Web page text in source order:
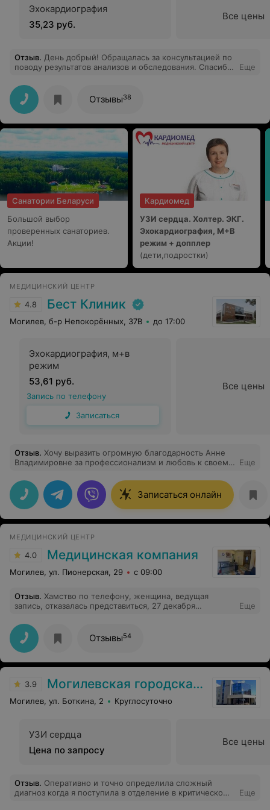
Эхокардиография
35,23 руб.
Все цены
Отзыв. День добрый! Обращалась за консультацией по
поводу результатов анализов и обследования. Спасибо
полочкам".
Еще
Отзывы38
Санатории Беларуси
Большой выбор
проверенных санаториев.
Акции!
Кардиомед
УЗИ сердца. Холтер. ЭКГ.
Эхокардиография, М+В
режим + допплер
(дети,подростки)
МЕДИЦИНСКИЙ ЦЕНТР
4.8 Бест Клиник
Могилев, б-р Непокорённых, 37В до 17:00
Эхокардиография, м+в
режим
53,61 руб.
Запись по телефону
Записаться
Все цены
Отзыв. Хочу выразить огромную благодарность Анне
Владимировне за профессионализм и любовь к своему
заслуживает самых теплых, искренних и сердечных
слов. Благодарю Вас за доброту и отзывчивость, вы
замечательный специалист своего дела!
Еще
Записаться онлайн
МЕДИЦИНСКИЙ ЦЕНТР
4.0 Медицинская компания
Могилев, ул. Пионерская, 29 с 09:00
Отзыв. Хамство по телефону, женщина, ведущая
запись, отказалась представиться, 27 декабря
январь, послала матом. Ужас, какого же качества
услуги там оказываются?..
Еще
Отзывы54
3.9 Могилевская городская больница скорой медицинской помощи
Могилев, ул. Боткина, 2 Круглосуточно
УЗИ сердца
Цена по запросу
Все цены
Отзыв. Оперативно и точно определила сложный
диагноз когда я поступила в отделение в критическом
Еще